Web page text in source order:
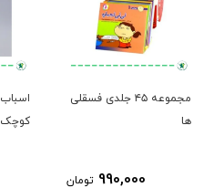
مجموعه ۴۵ جلدی فسقلی
ها
990,000 تومان